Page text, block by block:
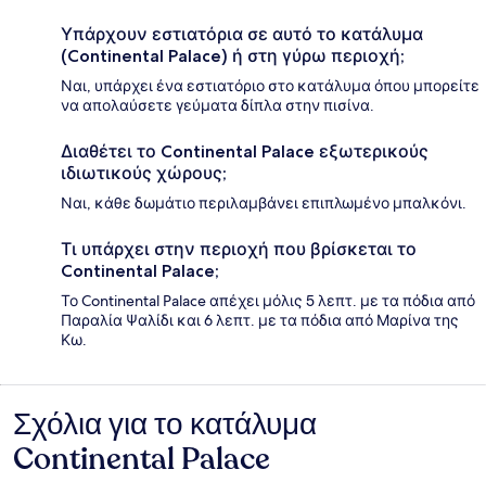
Υπάρχουν εστιατόρια σε αυτό το κατάλυμα
(Continental Palace) ή στη γύρω περιοχή;
Ναι, υπάρχει ένα εστιατόριο στο κατάλυμα όπου μπορείτε
να απολαύσετε γεύματα δίπλα στην πισίνα.
Διαθέτει το Continental Palace εξωτερικούς
ιδιωτικούς χώρους;
Ναι, κάθε δωμάτιο περιλαμβάνει επιπλωμένο μπαλκόνι.
Τι υπάρχει στην περιοχή που βρίσκεται το
Continental Palace;
Το Continental Palace απέχει μόλις 5 λεπτ. με τα πόδια από
Παραλία Ψαλίδι και 6 λεπτ. με τα πόδια από Μαρίνα της
Κω.
Σχόλια
Σχόλια για το κατάλυμα
Continental Palace